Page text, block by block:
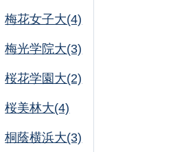
梅花女子大(4)
梅光学院大(3)
桜花学園大(2)
桜美林大(4)
桐蔭横浜大(3)